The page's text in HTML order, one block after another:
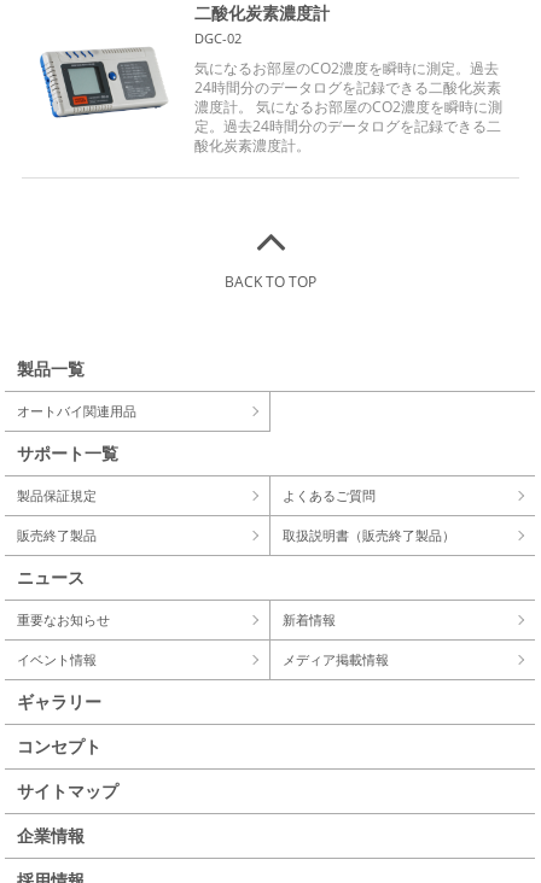
二酸化炭素濃度計
DGC-02
気になるお部屋のCO2濃度を瞬時に測定。過去
24時間分のデータログを記録できる二酸化炭素
濃度計。 気になるお部屋のCO2濃度を瞬時に測
定。過去24時間分のデータログを記録できる二
酸化炭素濃度計。
BACK TO TOP
製品一覧
オートバイ関連用品
サポート一覧
製品保証規定 よくあるご質問
販売終了製品 取扱説明書（販売終了製品）
ニュース
重要なお知らせ 新着情報
イベント情報 メディア掲載情報
ギャラリー
コンセプト
サイトマップ
企業情報